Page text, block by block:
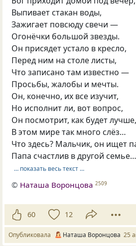
Выпивает стакан воды,
Зажигает повсюду свечи —
Огонёчки большой звезды.
Он присядет устало в кресло,
Перед ним на столе листы,
Что записано там известно —
Просьбы, жалобы и мечты.
Он, конечно, их все изучит,
Но исполнит ли, вот вопрос,
Он посмотрит, как будет лучше,
В этом мире так много слёз…
Что здесь? Мальчик, он ищет
Папа счастлив в другой семье…
… показать весь текст …
© Наташа Воронцова 2509
60 12
Опубликовала Наташа Воронцова 25